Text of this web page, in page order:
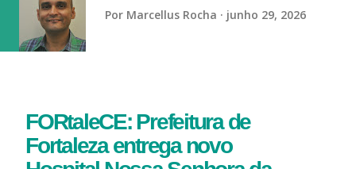
(obteve 51 class...
Por Marcellus Rocha junho 29, 2026
FORtaleCE: Prefeitura de
Fortaleza entrega novo